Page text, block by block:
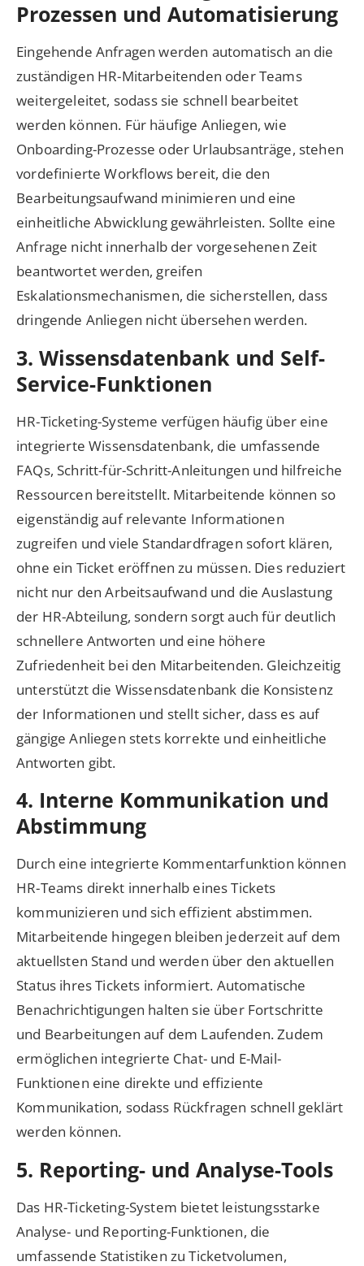
Prozessen und Automatisierung
Eingehende Anfragen werden automatisch an die
zuständigen HR-Mitarbeitenden oder Teams
weitergeleitet, sodass sie schnell bearbeitet
werden können. Für häufige Anliegen, wie
Onboarding-Prozesse oder Urlaubsanträge, stehen
vordefinierte Workflows bereit, die den
Bearbeitungsaufwand minimieren und eine
einheitliche Abwicklung gewährleisten. Sollte eine
Anfrage nicht innerhalb der vorgesehenen Zeit
beantwortet werden, greifen
Eskalationsmechanismen, die sicherstellen, dass
dringende Anliegen nicht übersehen werden.
3. Wissensdatenbank und Self-
Service-Funktionen
HR-Ticketing-Systeme verfügen häufig über eine
integrierte Wissensdatenbank, die umfassende
FAQs, Schritt-für-Schritt-Anleitungen und hilfreiche
Ressourcen bereitstellt. Mitarbeitende können so
eigenständig auf relevante Informationen
zugreifen und viele Standardfragen sofort klären,
ohne ein Ticket eröffnen zu müssen. Dies reduziert
nicht nur den Arbeitsaufwand und die Auslastung
der HR-Abteilung, sondern sorgt auch für deutlich
schnellere Antworten und eine höhere
Zufriedenheit bei den Mitarbeitenden. Gleichzeitig
unterstützt die Wissensdatenbank die Konsistenz
der Informationen und stellt sicher, dass es auf
gängige Anliegen stets korrekte und einheitliche
Antworten gibt.
4. Interne Kommunikation und
Abstimmung
Durch eine integrierte Kommentarfunktion können
HR-Teams direkt innerhalb eines Tickets
kommunizieren und sich effizient abstimmen.
Mitarbeitende hingegen bleiben jederzeit auf dem
aktuellsten Stand und werden über den aktuellen
Status ihres Tickets informiert. Automatische
Benachrichtigungen halten sie über Fortschritte
und Bearbeitungen auf dem Laufenden. Zudem
ermöglichen integrierte Chat- und E-Mail-
Funktionen eine direkte und effiziente
Kommunikation, sodass Rückfragen schnell geklärt
werden können.
5. Reporting- und Analyse-Tools
Das HR-Ticketing-System bietet leistungsstarke
Analyse- und Reporting-Funktionen, die
umfassende Statistiken zu Ticketvolumen,